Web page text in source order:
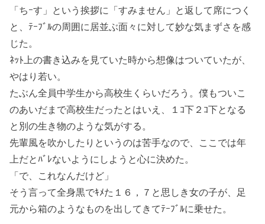
「ちｰす」という挨拶に「すみません」と返して席につく
と、ﾃｰﾌﾞﾙの周囲に居並ぶ面々に対して妙な気まずさを感
じた。
ﾈｯﾄ上の書き込みを見ていた時から想像はついていたが、
やはり若い。
たぶん全員中学生から高校生くらいだろう。僕もついこ
のあいだまで高校生だったとはいえ、１ｺ下２ｺ下となる
と別の生き物のような気がする。
先輩風を吹かしたりというのは苦手なので、ここでは年
上だとﾊﾞﾚないようにしようと心に決めた。
「で、これなんだけど」
そう言って全身黒でｷﾒた１６，７と思しき女の子が、足
元から箱のようなものを出してきてﾃｰﾌﾞﾙに乗せた。